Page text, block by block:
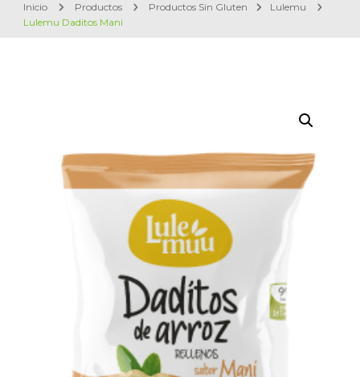
Inicio Productos Productos Sin Gluten
Lulemu
Lulemu Daditos Mani